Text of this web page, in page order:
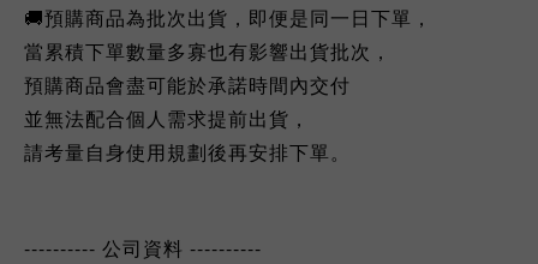
🚚預購商品為批次出貨，即便是同一日下單，
當累積下單數量多寡也有影響出貨批次，
預購商品會盡可能於承諾時間內交付
並無法配合個人需求提前出貨，
請考量自身使用規劃後再安排下單。
---------- 公司資料 ----------